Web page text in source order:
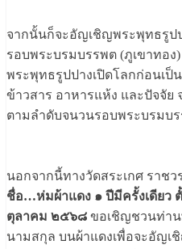
จากนั้นก็จะอัญเชิญพระพุทธรูป
รอบพระบรมบรรพต (ภูเขาทอ
พระพุทธรูปปางเปิดโลกก่อนเป็
ข้าวสาร อาหารแห้ง และปัจจัย
ตามลำดับจนวนรอบพระบรมบร
นอกจากนี้ทางวัดสระเกศ ราชว
ชื่อ…ห่มผ้าแดง ๑ ปีมีครั้งเดียว
ตุลาคม ๒๕๖๘ ขอเชิญชวนท่า
นามสกุล บนผ้าแดงเพื่อจะอัญ